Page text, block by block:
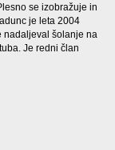
se izobražuje in
je leta 2004
nadaljeval šolanje na
Je redni član